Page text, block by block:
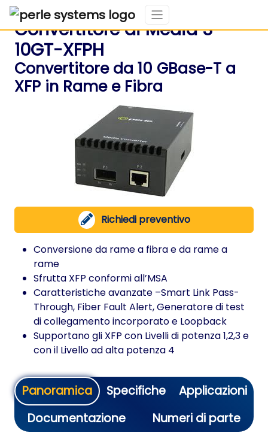
Convertitore di Media S-
10GT-XFPH
Convertitore da 10 GBase-T a
XFP in Rame e Fibra
Richiedi preventivo
Conversione da rame a fibra e da rame a
rame
Sfrutta XFP conformi all’MSA
Caratteristiche avanzate –Smart Link Pass-
Through, Fiber Fault Alert, Generatore di test
di collegamento incorporato e Loopback
Supportano gli XFP con Livelli di potenza 1,2,3 e
con il Livello ad alta potenza 4
Panoramica Specifiche
Applicazioni
Documentazione
Numeri di parte